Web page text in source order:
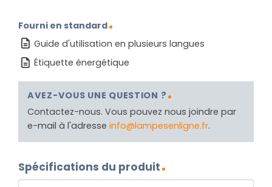
Fourni en standard
Guide d'utilisation en plusieurs langues
Étiquette énergétique
AVEZ-VOUS UNE QUESTION ?
Contactez-nous. Vous pouvez nous joindre par
e-mail à l'adresse info@lampesenligne.fr.
Spécifications du produit